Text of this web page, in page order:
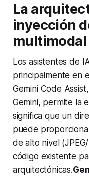
La
inyección
multimodal
Los asistentes de
principalmente en
Gemini Code
Gemini, permite la
significa que un
puede
de alto nivel
código existente
arquitectónicas.